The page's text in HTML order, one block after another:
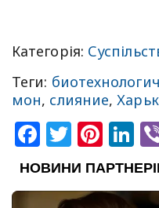
Категорія:
Теги:
мон, слияние,
Facebook
Twitter